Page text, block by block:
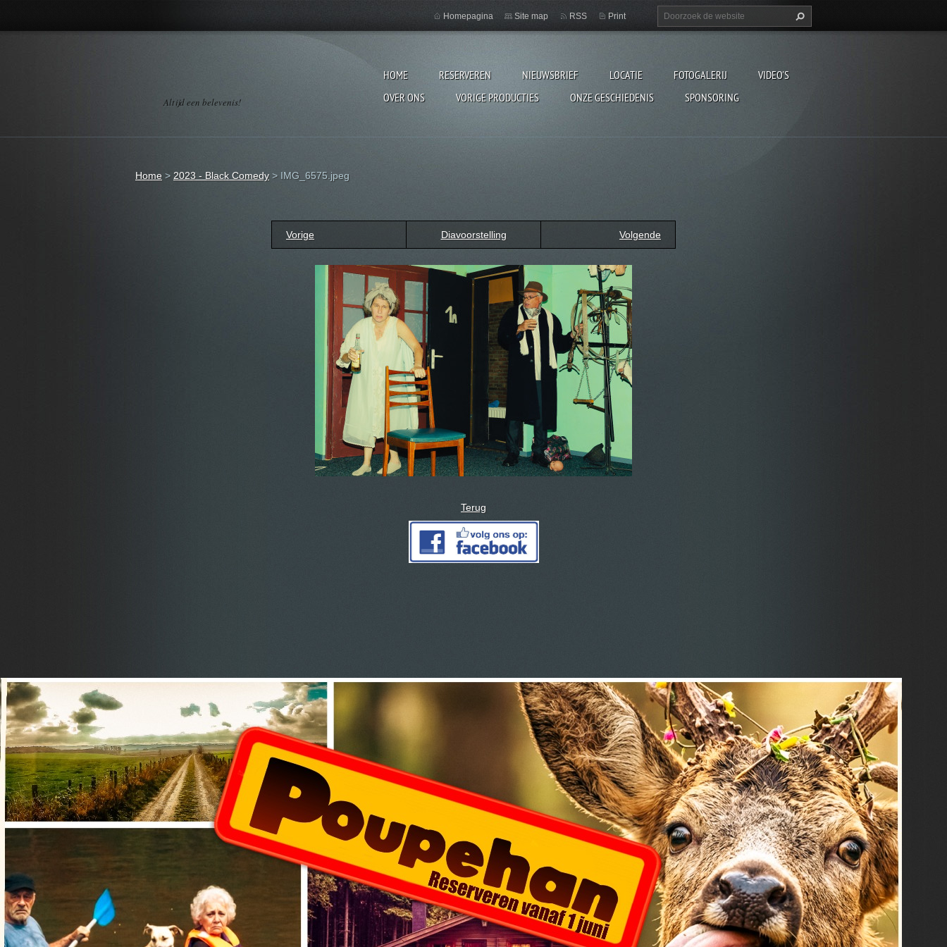
Altijd een belevenis!
HOME RESERVEREN NIEUWSBRIEF LOCATIE FOTOGALERIJ
VIDEO'S
OVER ONS
VORIGE PRODUCTIES ONZE GESCHIEDENIS SPONSORING
Homepagina Site map RSS Print
Home > 2023 - Black Comedy > IMG_6575.jpeg
Vorige Diavoorstelling Volgende
Terug